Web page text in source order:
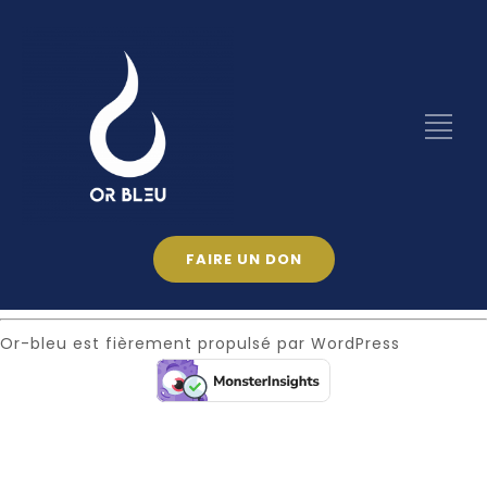
FAIRE UN DON
Or-bleu est fièrement propulsé par WordPress